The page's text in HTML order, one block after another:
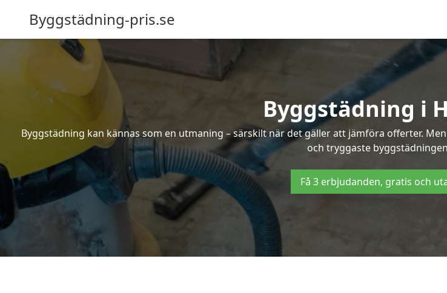
Byggstädning-pris.se
Byggstädning i
Byggstädning kan kännas som en utmaning – särskilt när det gäller att jämföra offerter.
och tryggaste
Få 3 erbjudanden, gratis och